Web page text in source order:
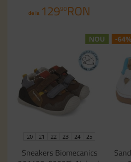
de la 12990RON
NOU
20 21 22 23 24 25
Sneakers Biomecanics
-64%